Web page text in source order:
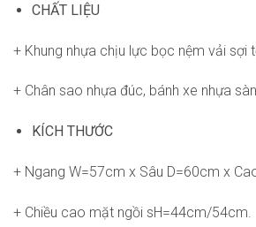
CHẤT LIỆU
+ Khung nhựa chịu lực bọc nệm vải sợi
+ Chân sao nhựa đúc, bánh xe nhựa
KÍCH THƯỚC
+ Ngang W=57cm x Sâu D=60cm x
+ Chiều cao mặt ngồi sH=44cm/54cm.